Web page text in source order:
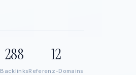
288
Backlinks
12
Referenz-Domains